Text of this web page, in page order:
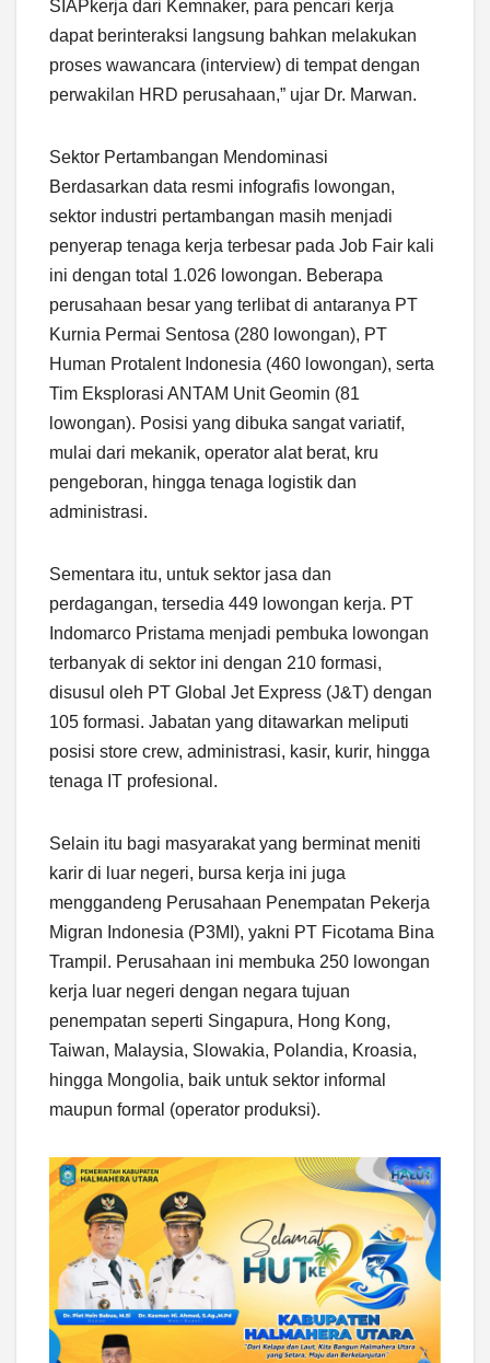
SIAPkerja dari Kemnaker, para pencari kerja
dapat berinteraksi langsung bahkan melakukan
proses wawancara (interview) di tempat dengan
perwakilan HRD perusahaan,” ujar Dr. Marwan.
Sektor Pertambangan Mendominasi
Berdasarkan data resmi infografis lowongan,
sektor industri pertambangan masih menjadi
penyerap tenaga kerja terbesar pada Job Fair kali
ini dengan total 1.026 lowongan. Beberapa
perusahaan besar yang terlibat di antaranya PT
Kurnia Permai Sentosa (280 lowongan), PT
Human Protalent Indonesia (460 lowongan), serta
Tim Eksplorasi ANTAM Unit Geomin (81
lowongan). Posisi yang dibuka sangat variatif,
mulai dari mekanik, operator alat berat, kru
pengeboran, hingga tenaga logistik dan
administrasi.
Sementara itu, untuk sektor jasa dan
perdagangan, tersedia 449 lowongan kerja. PT
Indomarco Pristama menjadi pembuka lowongan
terbanyak di sektor ini dengan 210 formasi,
disusul oleh PT Global Jet Express (J&T) dengan
105 formasi. Jabatan yang ditawarkan meliputi
posisi store crew, administrasi, kasir, kurir, hingga
tenaga IT profesional.
Selain itu bagi masyarakat yang berminat meniti
karir di luar negeri, bursa kerja ini juga
menggandeng Perusahaan Penempatan Pekerja
Migran Indonesia (P3MI), yakni PT Ficotama Bina
Trampil. Perusahaan ini membuka 250 lowongan
kerja luar negeri dengan negara tujuan
penempatan seperti Singapura, Hong Kong,
Taiwan, Malaysia, Slowakia, Polandia, Kroasia,
hingga Mongolia, baik untuk sektor informal
maupun formal (operator produksi).